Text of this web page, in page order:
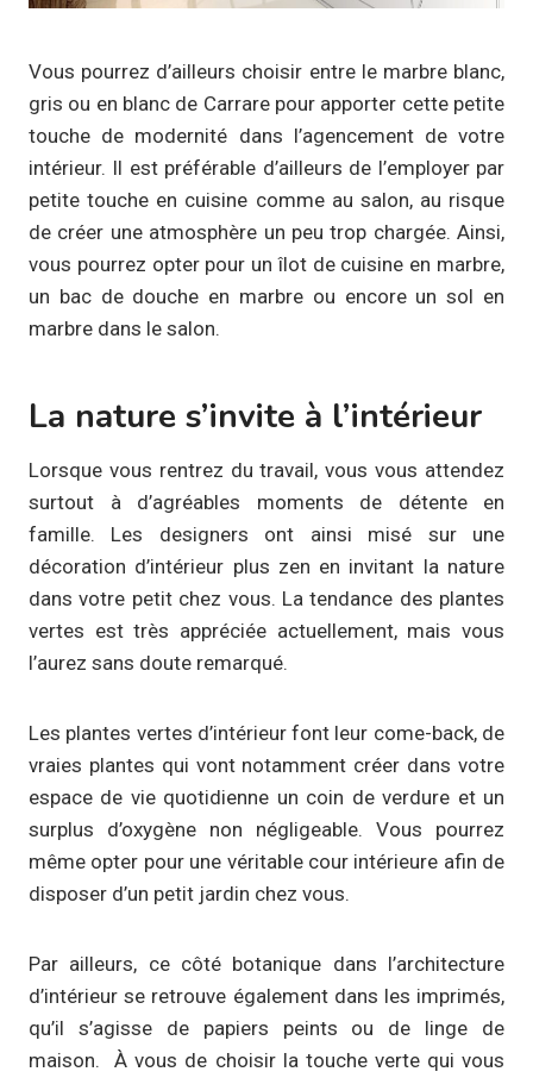
Vous pourrez d’ailleurs choisir entre le marbre blanc,
gris ou en blanc de Carrare pour apporter cette petite
touche de modernité dans l’agencement de votre
intérieur. Il est préférable d’ailleurs de l’employer par
petite touche en cuisine comme au salon, au risque
de créer une atmosphère un peu trop chargée. Ainsi,
vous pourrez opter pour un îlot de cuisine en marbre,
un bac de douche en marbre ou encore un sol en
marbre dans le salon.
La nature s’invite à l’intérieur
Lorsque vous rentrez du travail, vous vous attendez
surtout à d’agréables moments de détente en
famille. Les designers ont ainsi misé sur une
décoration d’intérieur plus zen en invitant la nature
dans votre petit chez vous. La tendance des plantes
vertes est très appréciée actuellement, mais vous
l’aurez sans doute remarqué.
Les plantes vertes d’intérieur font leur come-back, de
vraies plantes qui vont notamment créer dans votre
espace de vie quotidienne un coin de verdure et un
surplus d’oxygène non négligeable. Vous pourrez
même opter pour une véritable cour intérieure afin de
disposer d’un petit jardin chez vous.
Par ailleurs, ce côté botanique dans l’architecture
d’intérieur se retrouve également dans les imprimés,
qu’il s’agisse de papiers peints ou de linge de
maison. À vous de choisir la touche verte qui vous